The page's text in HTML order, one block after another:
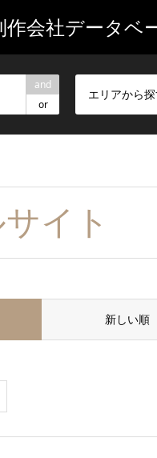
会社データベ
and
or
エリアから
イト
新しい順